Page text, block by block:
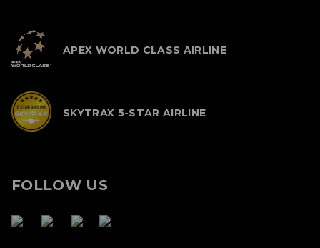
APEX WORLD CLASS AIRLINE
SKYTRAX 5-STAR AIRLINE
FOLLOW US